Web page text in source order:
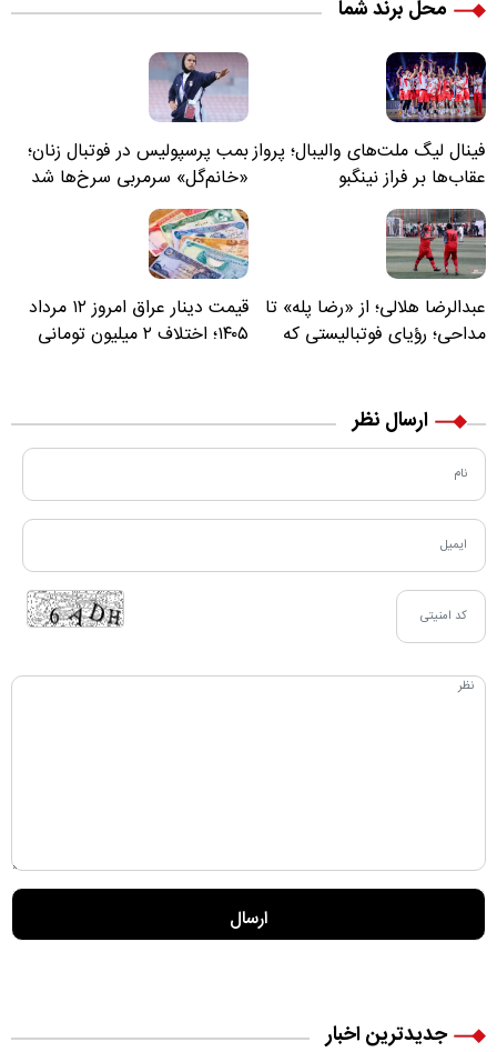
محل برند شما
فینال لیگ ملت‌های والیبال؛ پرواز
عقاب‌ها بر فراز نینگبو
بمب پرسپولیس در فوتبال زنان؛
«خانم‌گل» سرمربی سرخ‌ها شد
عبدالرضا هلالی؛ از «رضا پله» تا
مداحی؛ رؤیای فوتبالیستی که
قیمت دینار عراق امروز ۱۲ مرداد
۱۴۰۵؛ اختلاف ۲ میلیون تومانی
ارسال نظر
جدیدترین اخبار